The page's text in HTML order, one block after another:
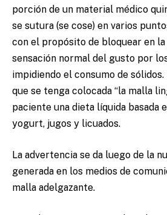
porción de un material médico
se sutura (se cose) en varios
con el propósito de bloquear en
sensación normal del gusto por
impidiendo el consumo de
que se tenga colocada “la malla
paciente una dieta líquida basada
yogurt, jugos y licuados.
La advertencia se da luego de la
generada en los medios de
malla adelgazante.